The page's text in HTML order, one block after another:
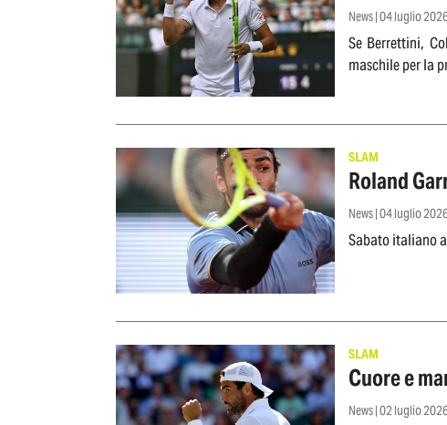
News | 04 luglio
Se Berrettini,
maschile per la
SLAM
Roland
News | 04 luglio
Sabato italiano
SLAM
Cuore e
News | 02 luglio